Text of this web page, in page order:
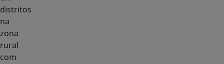
distritos
na
zona
rural
com